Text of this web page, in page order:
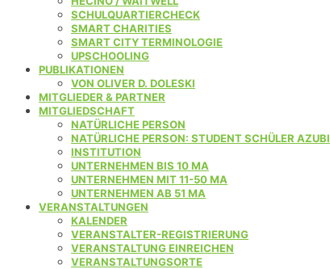
SCHULQUARTIERCHECK
SMART CHARITIES
SMART CITY TERMINOLOGIE
UPSCHOOLING
PUBLIKATIONEN
VON OLIVER D. DOLESKI
MITGLIEDER & PARTNER
MITGLIEDSCHAFT
NATÜRLICHE PERSON
NATÜRLICHE PERSON: STUDENT SCHÜLER AZUBI
INSTITUTION
UNTERNEHMEN BIS 10 MA
UNTERNEHMEN MIT 11-50 MA
UNTERNEHMEN AB 51 MA
VERANSTALTUNGEN
KALENDER
VERANSTALTER-REGISTRIERUNG
VERANSTALTUNG EINREICHEN
VERANSTALTUNGSORTE